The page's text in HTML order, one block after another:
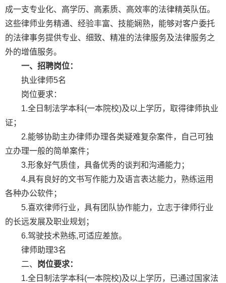
成一支专业化、高学历、高素质、高效率的法律精英队伍。
这些律师业务精通、经验丰富、技能娴熟，能够对客户委托
的法律事务提供专业、细致、精准的法律服务及法律服务之
外的增值服务。
一、招聘岗位：
执业律师5名
岗位要求：
1.全日制法学本科(一本院校)及以上学历，取得律师执业
证；
2.能够协助主办律师办理各类疑难复杂案件，自己可独
立办理一般的简单案件；
3.形象好气质佳，具备优秀的谈判和沟通能力；
4.具有良好的文书写作能力及语言表达能力，熟练运用
各种办公软件；
5.喜欢律师行业，具有团队协作能力，立志于律师行业
的长远发展及职业规划；
6.驾驶技术熟练,可适应差旅。
律师助理3名
二、
岗位要求：
1.全日制法学本科(一本院校)及以上学历，已通过国家法